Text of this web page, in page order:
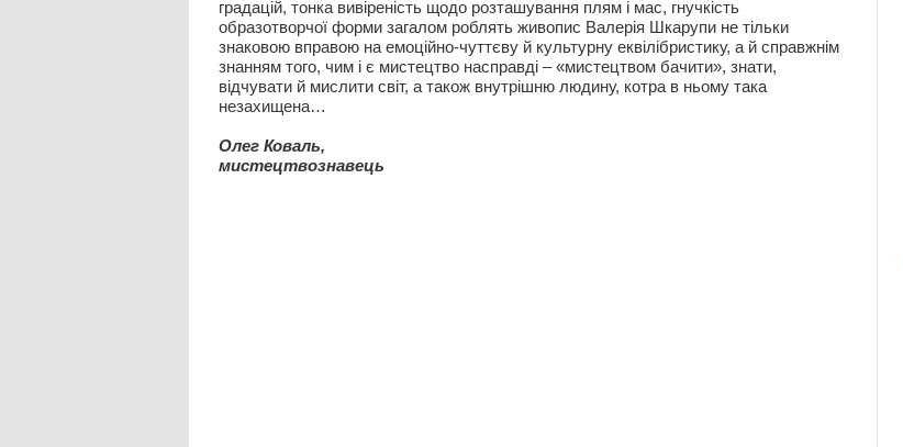
градацій, тонка вивіреність щодо розташування плям і мас, гнучкість
образотворчої форми загалом роблять живопис Валерія Шкарупи не тільки
знаковою вправою на емоційно-чуттєву й культурну еквілібристику, а й справжнім
знанням того, чим і є мистецтво насправді – «мистецтвом бачити», знати,
відчувати й мислити світ, а також внутрішню людину, котра в ньому така
незахищена…
Олег Коваль,
мистецтвознавець